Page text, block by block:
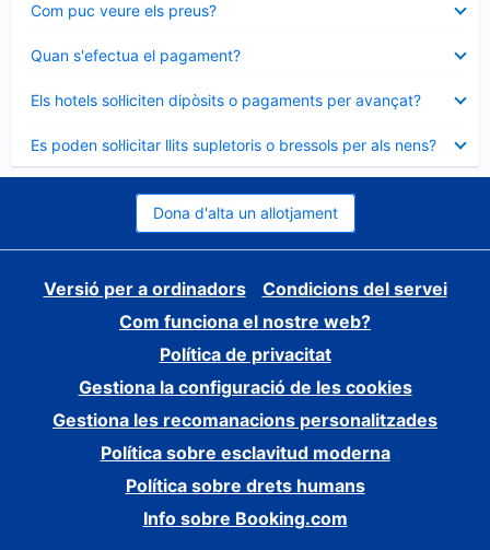
Com puc veure els preus?
tancat
Quan s'efectua el pagament?
tancat
Els hotels sol·liciten dipòsits o pagaments per avançat?
tancat
Es poden sol·licitar llits supletoris o bressols per als nens?
tancat
Dona d'alta un allotjament
Versió per a ordinadors
Condicions del servei
Com funciona el nostre web?
Política de privacitat
Gestiona la configuració de les cookies
Gestiona les recomanacions personalitzades
Política sobre esclavitud moderna
Política sobre drets humans
Info sobre Booking.com